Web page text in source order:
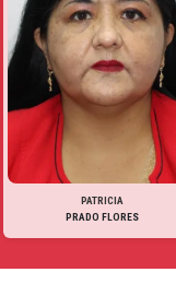
PATRICIA
PRADO FLORES